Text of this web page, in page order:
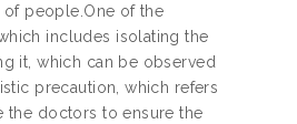
people.One of the
includes isolating the
it, which can be observed
precaution, which refers
the doctors to ensure the